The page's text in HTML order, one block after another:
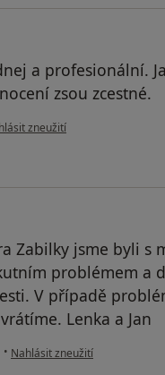
a profesionální.
zsou zcestné.
názoru uživatele Pacient
zneužití
Zabilky jsme byli s
problémem a
V případě
Lenka a Jan
• podle názoru uživatele Pacient
Nahlásit zneužití